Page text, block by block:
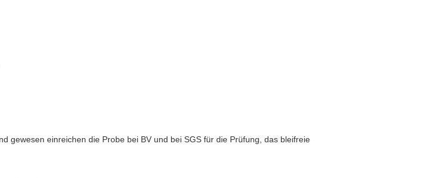
gewesen einreichen die Probe bei BV und bei SGS für die Prüfung, das bleifreie